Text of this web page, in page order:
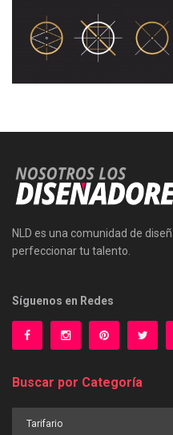
NLD es una comunidad de
perfeccionar tu talento.
Síguenos en Redes
Buscar por Categoría